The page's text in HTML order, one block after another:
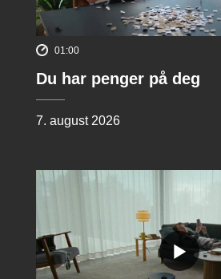
01:00
Du har penger på deg
7. august 2026